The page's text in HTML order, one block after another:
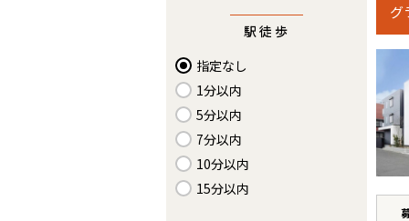
駅徒歩
指定なし
1分以内
5分以内
7分以内
10分以内
15分以内
グ